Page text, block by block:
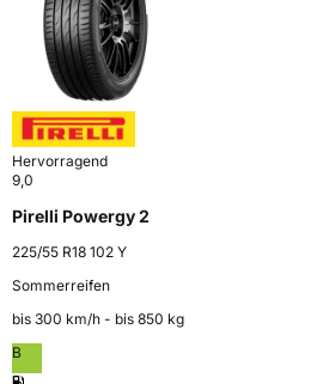
Hervorragend
9,0
Pirelli Powergy 2
225/55 R18 102 Y
Sommerreifen
bis 300 km⁠/⁠h - bis 850 kg
B